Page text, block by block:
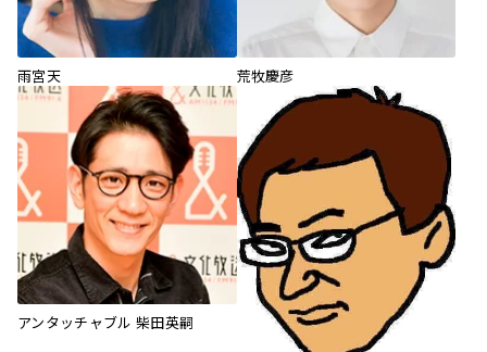
雨宮天 荒牧慶彦
アンタッチャブル 柴田英嗣